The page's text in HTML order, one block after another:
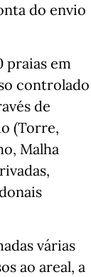
do envio
praias em
controlado
de
(Torre,
Malha
várias
ao areal, a